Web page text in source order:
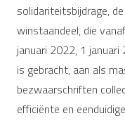
solidariteitsbijdrage,
winstaandeel, die
januari 2022, 1
is gebracht, aan als
bezwaarschriften
efficiënte en